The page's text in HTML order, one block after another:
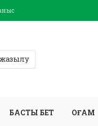
БАСТЫ БЕТ ҚОҒАМ